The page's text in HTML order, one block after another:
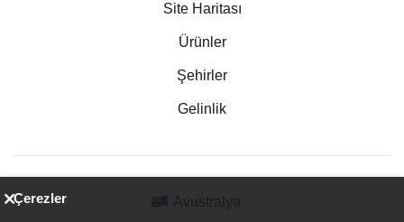
Site Haritası
Ürünler
Şehirler
Gelinlik
Çerezler